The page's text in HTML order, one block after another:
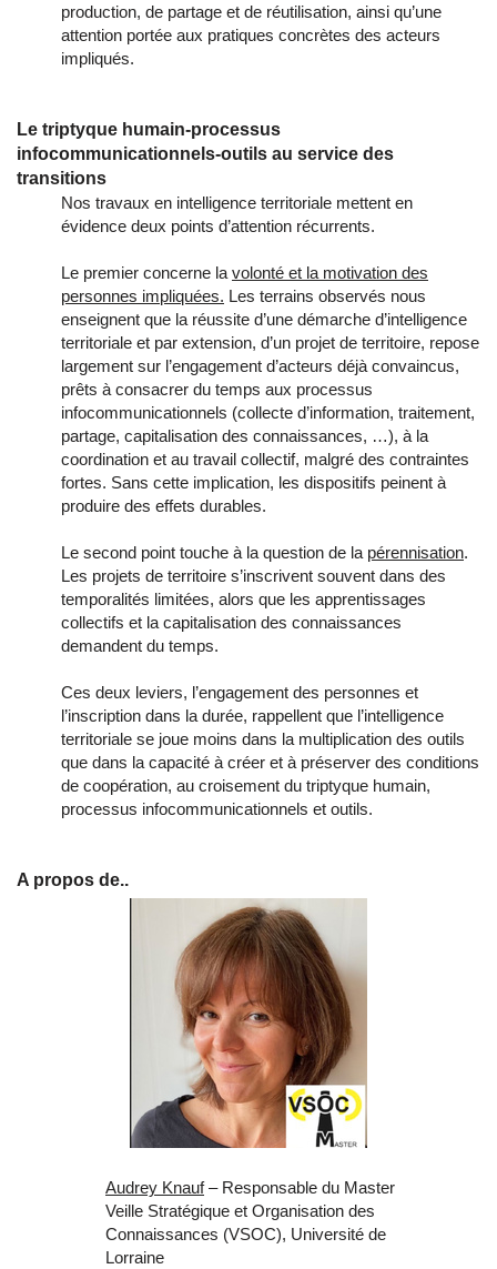
production, de partage et de réutilisation, ainsi qu’une
attention portée aux pratiques concrètes des acteurs
impliqués.
Le triptyque humain-processus
infocommunicationnels-outils au service des
transitions
Nos travaux en intelligence territoriale mettent en
évidence deux points d’attention récurrents.
Le premier concerne la volonté et la motivation des
personnes impliquées. Les terrains observés nous
enseignent que la réussite d’une démarche d’intelligence
territoriale et par extension, d’un projet de territoire, repose
largement sur l’engagement d’acteurs déjà convaincus,
prêts à consacrer du temps aux processus
infocommunicationnels (collecte d’information, traitement,
partage, capitalisation des connaissances, …), à la
coordination et au travail collectif, malgré des contraintes
fortes. Sans cette implication, les dispositifs peinent à
produire des effets durables.
Le second point touche à la question de la pérennisation.
Les projets de territoire s’inscrivent souvent dans des
temporalités limitées, alors que les apprentissages
collectifs et la capitalisation des connaissances
demandent du temps.
Ces deux leviers, l’engagement des personnes et
l’inscription dans la durée, rappellent que l’intelligence
territoriale se joue moins dans la multiplication des outils
que dans la capacité à créer et à préserver des conditions
de coopération, au croisement du triptyque humain,
processus infocommunicationnels et outils.
A propos de..
Audrey Knauf– Responsable du Master
Veille Stratégique et Organisation des
Connaissances (VSOC), Université de
Lorraine